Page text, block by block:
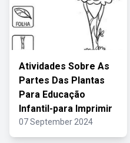
Atividades Sobre As
Partes Das Plantas
Para Educação
Infantil-para Imprimir
07 September 2024